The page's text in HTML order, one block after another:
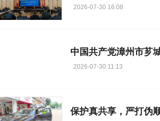
2026-07-30 16:08
中国共产党漳州市芗
2026-07-30 11:13